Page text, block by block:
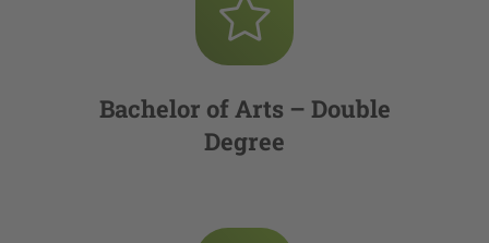
Bachelor of Arts – Double
Degree